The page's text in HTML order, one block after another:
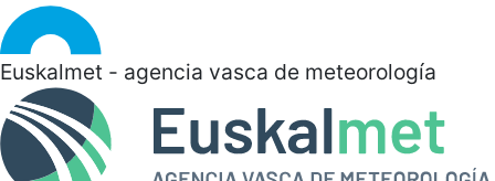
Euskalmet - agencia vasca de meteorología